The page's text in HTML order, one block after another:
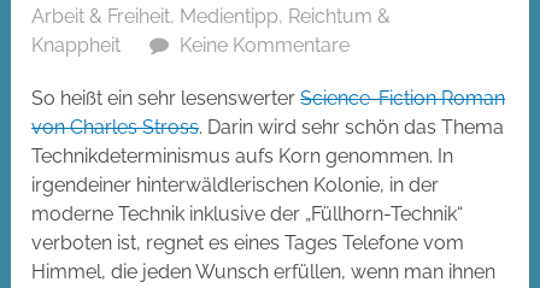
Arbeit & Freiheit, Medientipp, Reichtum &
Knappheit
Keine Kommentare
So heißt ein sehr lesenswerterScience-Fiction Roman
von Charles Stross. Darin wird sehr schön das Thema
Technikdeterminismus aufs Korn genommen. In
irgendeiner hinterwäldlerischen Kolonie, in der
moderne Technik inklusive der „Füllhorn-Technik“
verboten ist, regnet es eines Tages Telefone vom
Himmel, die jeden Wunsch erfüllen, wenn man ihnen